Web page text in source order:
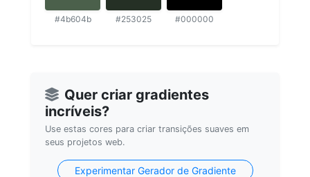
#4b604b #253025 #000000
Quer criar gradientes
incríveis?
Use estas cores para criar transições suaves em
seus projetos web.
Experimentar Gerador de Gradiente